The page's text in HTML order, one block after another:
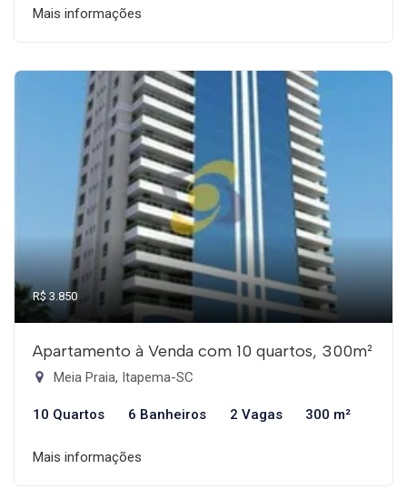
Mais informações
R$ 3.850
Apartamento à Venda com 10 quartos, 300m²
Meia Praia, Itapema-SC
10 Quartos 6 Banheiros 2 Vagas 300 m²
Mais informações